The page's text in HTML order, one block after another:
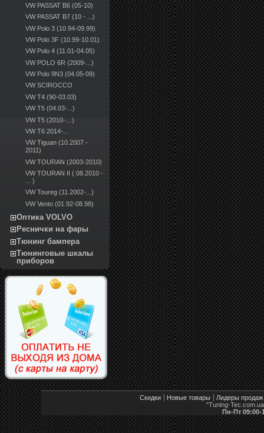
VW PASSAT B6 (05-10)
VW PASSAT B7 (10 - ...)
VW Polo 3 (10.94-09.99)
VW Polo 3F (10.99-10.01)
VW Polo 4 (11.01-04.05)
VW POLO 6R (2009-...)
VW Polo 9N3 (04.05-09)
VW SCIROCCO
VW T4 (90-03.03)
VW T5 (04.03-...)
VW T5 (2010-…)
VW T6 2014-...
VW Tiguan (10.2007 -
2011)
VW TOURAN (2003-2010)
VW TOURAN II ( 08.2010 -
... )
VW Toureg (11.2002-...)
VW Vento (01.92-08.98)
Оптика VOLVO
Реснички на фары
Тюнинг бампера
Тюнинговые шкалы
приборов
Скидки Новые товары
Лидеры продаж
"Tuning-
Пн-Пт 09:00-